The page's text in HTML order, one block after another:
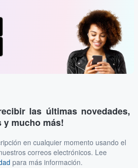
las últimas novedades,
mucho más!
en cualquier momento usando el
correos electrónicos. Lee
para más información.